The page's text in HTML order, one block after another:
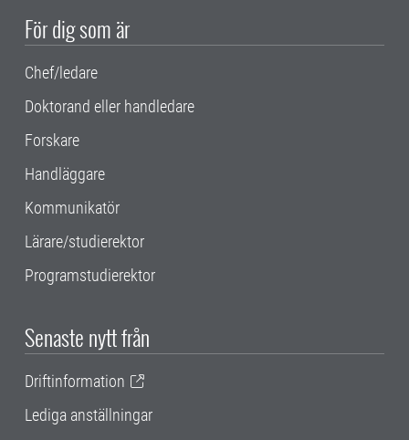
För dig som är
Chef/ledare
Doktorand eller handledare
Forskare
Handläggare
Kommunikatör
Lärare/studierektor
Programstudierektor
Senaste nytt från
Driftinformation
Lediga anställningar